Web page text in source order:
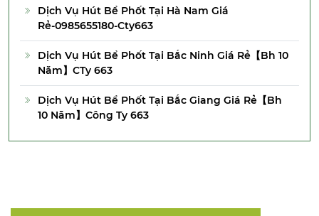
Dịch Vụ Hút Bể Phốt Tại Hà Nam Giá
Rẻ-0985655180-Cty663
Dịch Vụ Hút Bể Phốt Tại Bắc Ninh Giá Rẻ【Bh 10
Năm】CTy 663
Dịch Vụ Hút Bể Phốt Tại Bắc Giang Giá Rẻ【Bh
10 Năm】Công Ty 663